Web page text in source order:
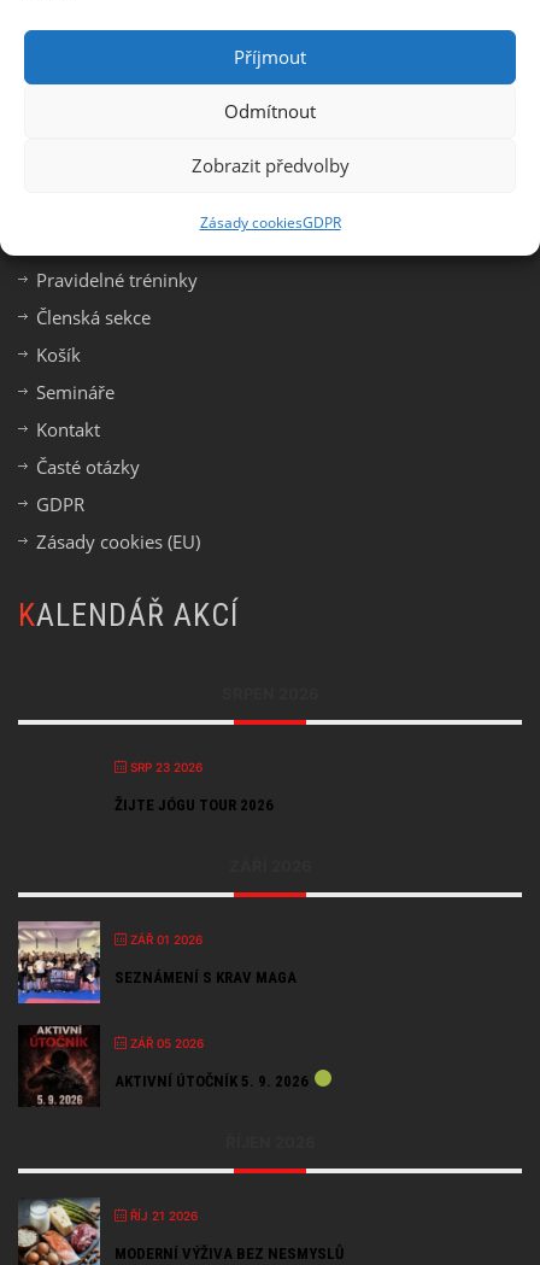
Příjmout
Odmítnout
Zobrazit předvolby
Zásady cookiesGDPR
OHODNOŤTE NÁS NA
DŮLEŽITÉ ODKAZY
Pravidelné tréninky
Členská sekce
Košík
Semináře
Kontakt
Časté otázky
GDPR
Zásady cookies (EU)
KALENDÁŘ AKCÍ
SRP 23 2026
ŽIJTE JÓGU TOUR 2026
ZÁŘ 01 2026
SEZNÁMENÍ S KRAV MAGA
ZÁŘ 05 2026
AKTIVNÍ ÚTOČNÍK 5. 9. 2026
ŘÍJ 21 2026
MODERNÍ VÝŽIVA BEZ NESMYSLŮ